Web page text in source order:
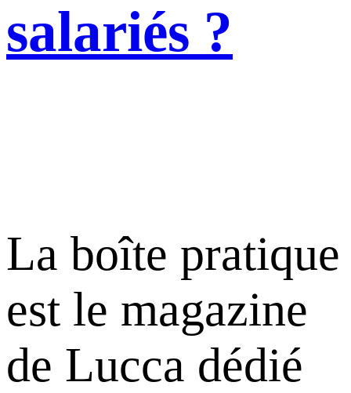
salariés ?
La boîte pratique
est le magazine
de Lucca dédié